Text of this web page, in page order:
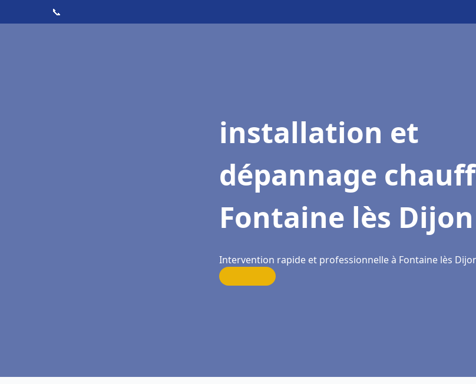
📞
installation et
dépannage
Fontaine lès Dijon
Intervention rapide et professionnelle à Fontaine lès